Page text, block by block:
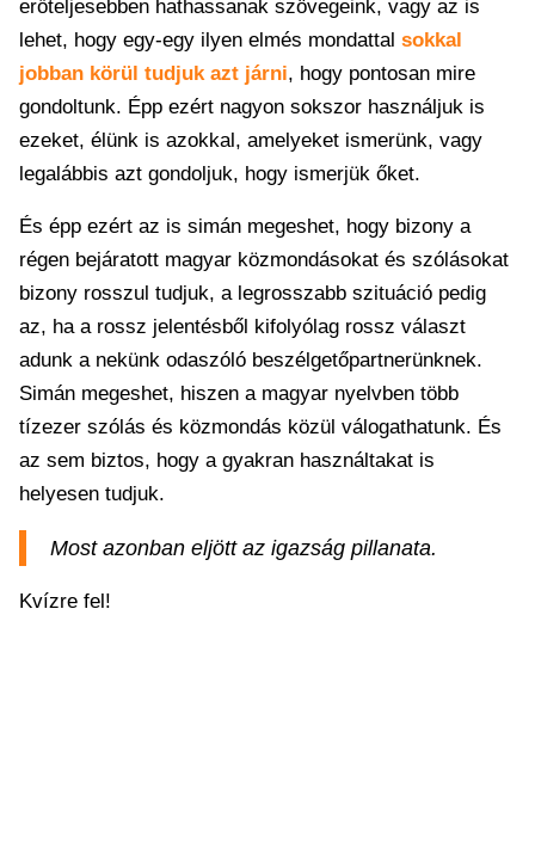
erőteljesebben hathassanak szövegeink, vagy az is
lehet, hogy egy-egy ilyen elmés mondattal sokkal
jobban körül tudjuk azt járni, hogy pontosan mire
gondoltunk. Épp ezért nagyon sokszor használjuk is
ezeket, élünk is azokkal, amelyeket ismerünk, vagy
legalábbis azt gondoljuk, hogy ismerjük őket.
És épp ezért az is simán megeshet, hogy bizony a
régen bejáratott magyar közmondásokat és szólásokat
bizony rosszul tudjuk, a legrosszabb szituáció pedig
az, ha a rossz jelentésből kifolyólag rossz választ
adunk a nekünk odaszóló beszélgetőpartnerünknek.
Simán megeshet, hiszen a magyar nyelvben több
tízezer szólás és közmondás közül válogathatunk. És
az sem biztos, hogy a gyakran használtakat is
helyesen tudjuk.
Most azonban eljött az igazság pillanata.
Kvízre fel!